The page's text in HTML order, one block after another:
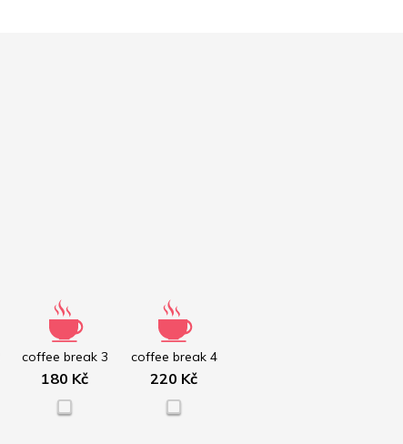
coffee break 3
180 Kč
coffee break 4
220 Kč